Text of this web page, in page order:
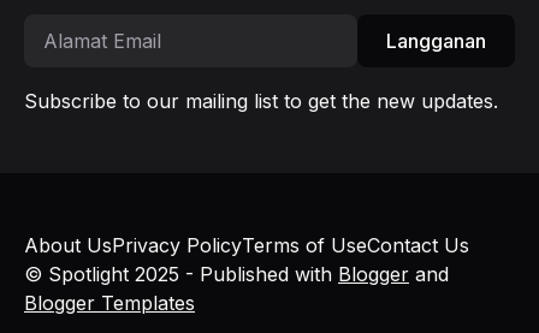
Langganan
Subscribe to our mailing list to get the new updates.
© Spotlight 2025 - Published with Blogger and
Blogger Templates
About UsPrivacy PolicyTerms of UseContact Us